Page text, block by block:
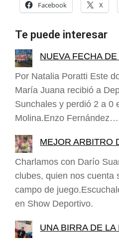
Facebook X
Te puede interesar
NUEVA FECHA
Por Natalia Poratti Este
María Juana recibió a
Sunchales y perdió 2 a 0
Molina.Enzo Fernández…
MEJOR ARBITRO
Charlamos con Darío
clubes, quien nos cuenta
campo de
en Show Deportivo.
UNA BIRRA DE LA